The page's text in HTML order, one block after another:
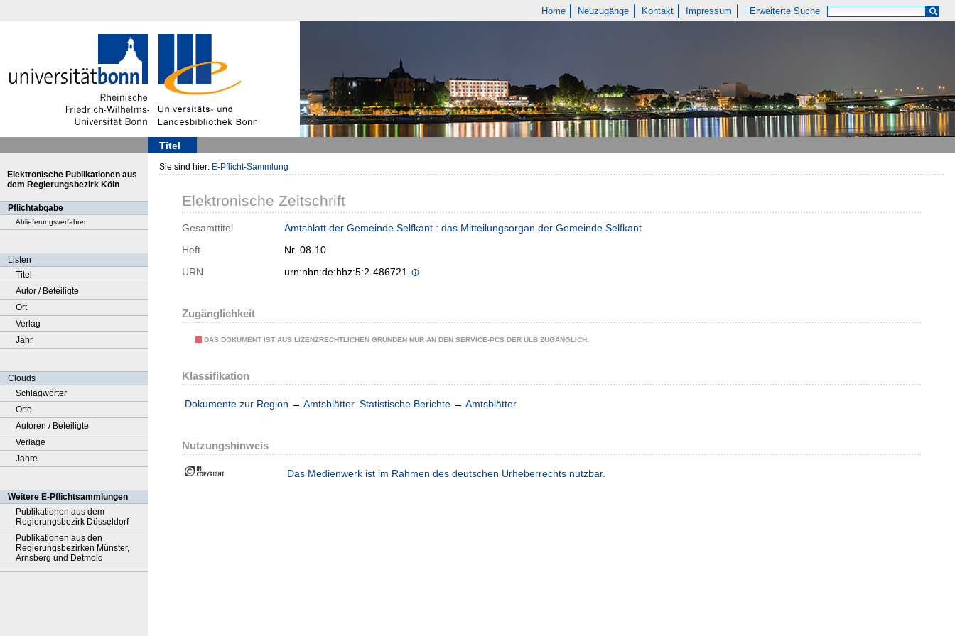
Home Neuzugänge Kontakt Impressum Erweiterte Suche
Titel
Elektronische Publikationen aus
dem Regierungsbezirk Köln
Pflichtabgabe
Ablieferungsverfahren
Listen
Titel
Autor / Beteiligte
Ort
Verlag
Jahr
Clouds
Schlagwörter
Orte
Autoren / Beteiligte
Verlage
Jahre
Weitere E-Pflichtsammlungen
Publikationen aus dem
Regierungsbezirk Düsseldorf
Publikationen aus den
Regierungsbezirken Münster,
Arnsberg und Detmold
Sie sind hier: E-Pflicht-Sammlung
Elektronische Zeitschrift
Gesamttitel
Amtsblatt der Gemeinde Selfkant : das Mitteilungsorgan der Gemeinde Selfkant
Heft
Nr. 08-10
URN
urn:nbn:de:hbz:5:2-486721
Zugänglichkeit
DAS DOKUMENT IST AUS LIZENZRECHTLICHEN GRÜNDEN NUR AN DEN SERVICE-PCS DER ULB ZUGÄNGLICH.
Klassifikation
Dokumente zur Region → Amtsblätter. Statistische Berichte → Amtsblätter
Nutzungshinweis
Das Medienwerk ist im Rahmen des deutschen Urheberrechts nutzbar.